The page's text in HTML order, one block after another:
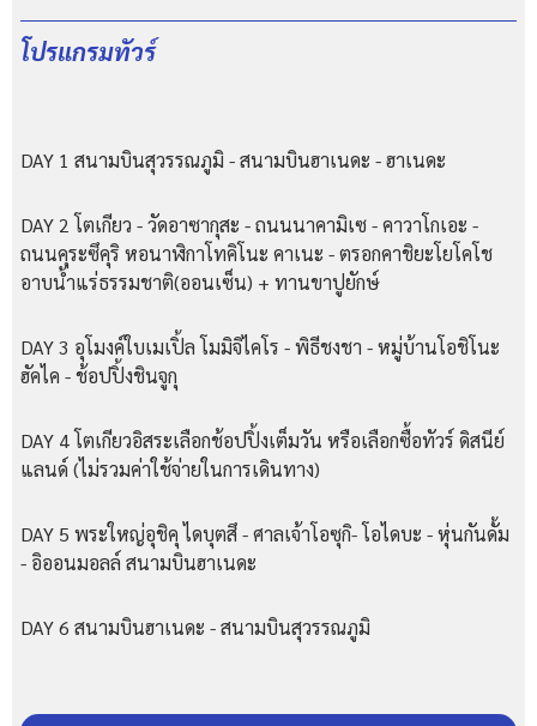
โปรแกรมทัวร์
DAY 1 สนามบินสุวรรณภูมิ - สนามบินฮาเนดะ - ฮาเนดะ
DAY 2 โตเกียว - วัดอาซากุสะ - ถนนนาคามิเซ - คาวาโกเอะ -
ถนนคุระซึคุริ หอนาฬิกาโทคิโนะ คาเนะ - ตรอกคาชิยะโยโคโช
อาบน้ำแร่ธรรมชาติ(ออนเซ็น) + ทานขาปูยักษ์
DAY 3 อุโมงค์ใบเมเปิ้ล โมมิจิไคโร - พิธีชงชา - หมู่บ้านโอชิโนะ
ฮัคไค - ช้อปปิ้งชินจูกุ
DAY 4 โตเกียวอิสระเลือกช้อปปิ้งเต็มวัน หรือเลือกซื้อทัวร์ ดิสนีย์
แลนด์ (ไม่รวมค่าใช้จ่ายในการเดินทาง)
DAY 5 พระใหญ่อุชิคุ ไดบุตสึ - ศาลเจ้าโอซุกิ- โอไดบะ - หุ่นกันดั้ม
- อิออนมอลล์ สนามบินฮาเนดะ
DAY 6 สนามบินฮาเนดะ - สนามบินสุวรรณภูมิ